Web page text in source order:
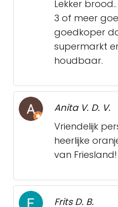
Lekker
3 of meer
goedkoper
supermarkt
houdbaar.
Anita V. D. V.
Vriendelijk
heerlijke
van Friesland!
Frits D. B.